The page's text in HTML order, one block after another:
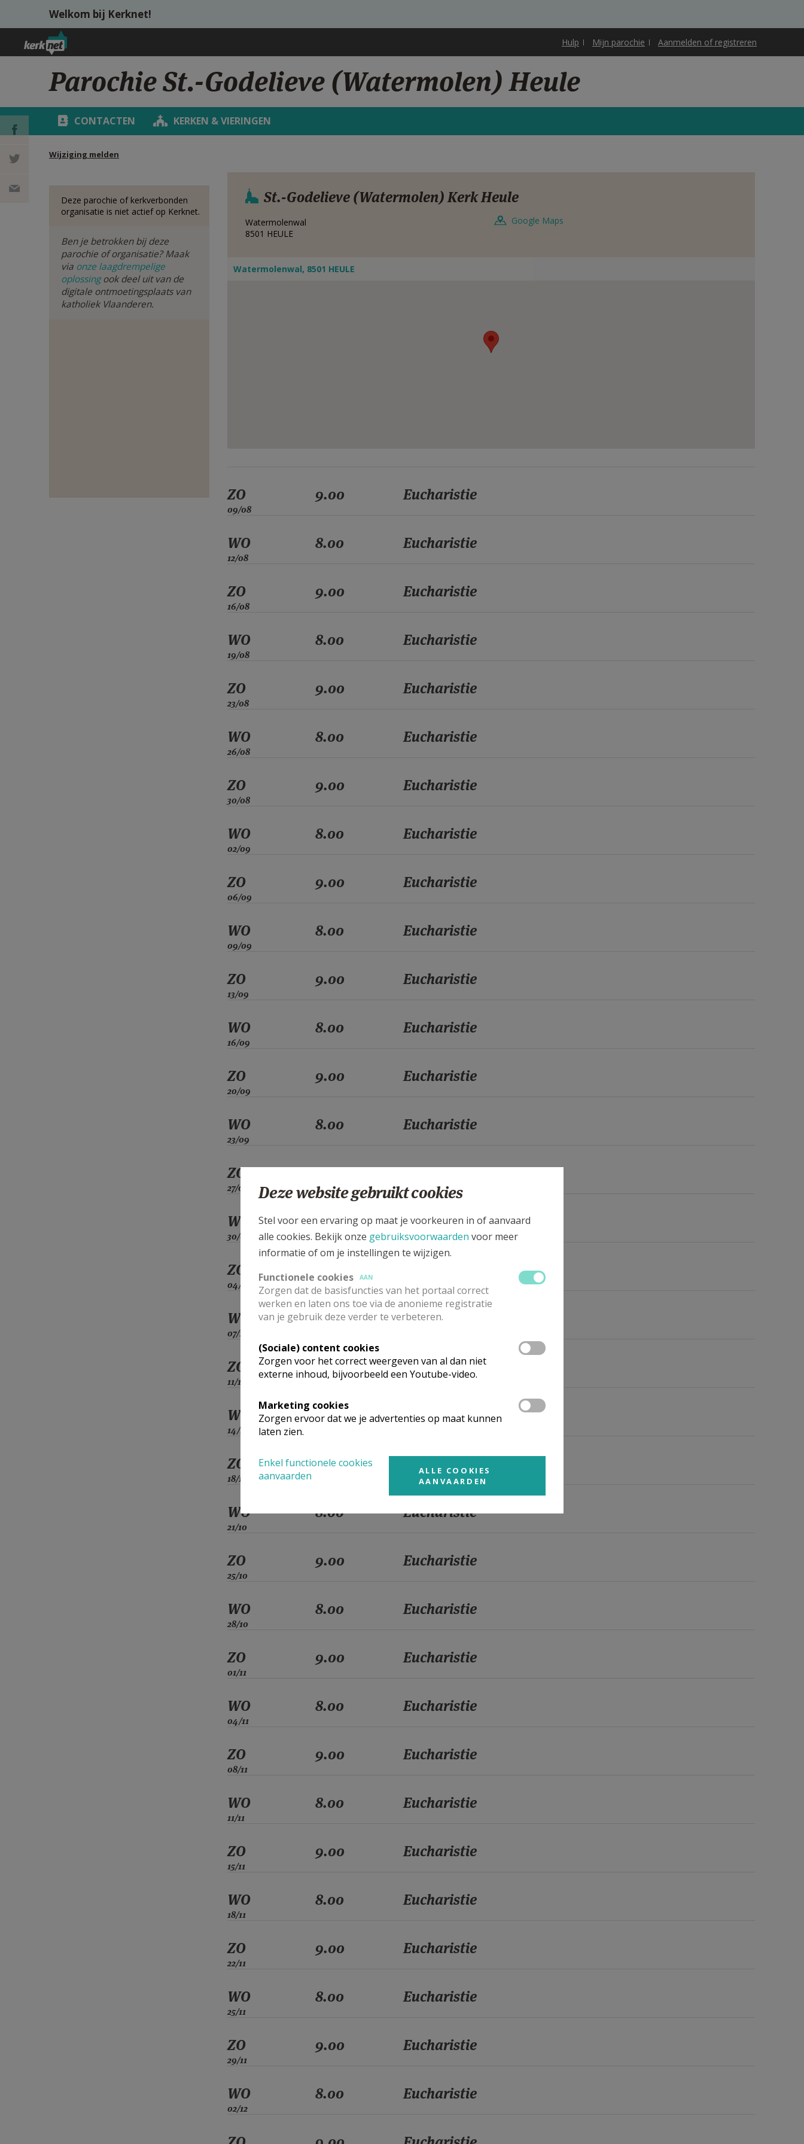
Overslaan en naar de inhoud gaan
Welkom bij Kerknet!
Hulp Mijn parochie Aanmelden of registreren
Parochie St.-Godelieve (Watermolen) Heule
CONTACTEN KERKEN & VIERINGEN
Wijziging melden
DEEL OP
FACEBOOK
DEEL OP
Deze parochie of kerkverbonden
organisatie is niet actief op Kerknet.
Ben je betrokken bij deze
parochie of organisatie? Maak
via onze laagdrempelige
oplossingook deel uit van de
digitale ontmoetingsplaats van
katholiek Vlaanderen.
St.-Godelieve (Watermolen) Kerk Heule
Watermolenwal
8501 HEULE
Google Maps
Watermolenwal, 8501 HEULE
ZO
09/08
9.00 Eucharistie
WO
12/08
8.00 Eucharistie
ZO
16/08
9.00 Eucharistie
WO
19/08
8.00 Eucharistie
ZO
23/08
9.00 Eucharistie
WO
26/08
8.00 Eucharistie
ZO
30/08
9.00 Eucharistie
WO
02/09
8.00 Eucharistie
ZO
06/09
9.00 Eucharistie
WO
09/09
8.00 Eucharistie
ZO
13/09
9.00 Eucharistie
WO
16/09
8.00 Eucharistie
ZO
20/09
9.00 Eucharistie
WO
23/09
8.00 Eucharistie
ZO
27/09
9.00 Eucharistie
WO
30/09
8.00 Eucharistie
ZO
04/10
9.00
WO
07/10
8.00 Eucharistie
ZO
11/10
9.00 Eucharistie
WO
14/10
8.00 Eucharistie
ZO
18/10
9.00 Eucharistie
WO
21/10
8.00 Eucharistie
ZO
25/10
9.00 Eucharistie
WO
28/10
8.00 Eucharistie
ZO
01/11
9.00 Eucharistie
WO
04/11
8.00 Eucharistie
ZO
08/11
9.00 Eucharistie
WO
11/11
8.00 Eucharistie
ZO
15/11
9.00 Eucharistie
WO
18/11
8.00 Eucharistie
ZO
22/11
9.00 Eucharistie
WO
25/11
8.00 Eucharistie
ZO
29/11
9.00 Eucharistie
WO
02/12
8.00 Eucharistie
Deze website gebruikt cookies
Stel voor een ervaring op maat je voorkeuren in of aanvaard
alle cookies. Bekijk onze gebruiksvoorwaarden voor meer
informatie of om je instellingen te wijzigen.
Functionele cookies
AAN
Zorgen dat de basisfuncties van het portaal correct
werken en laten ons toe via de anonieme registratie
van je gebruik deze verder te verbeteren.
(Sociale) content cookies
Zorgen voor het correct weergeven van al dan niet
externe inhoud, bijvoorbeeld een Youtube-video.
Marketing cookies
Zorgen ervoor dat we je advertenties op maat kunnen
laten zien.
Enkel functionele cookies
aanvaarden
ALLE COOKIES
AANVAARDEN